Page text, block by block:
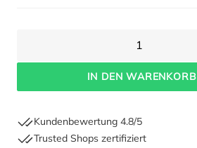
1
IN DEN WARENKORB
Kundenbewertung 4.8/5
Trusted Shops zertifiziert